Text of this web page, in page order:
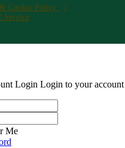
Cookie Policy
Service
Login Login to your account
Me